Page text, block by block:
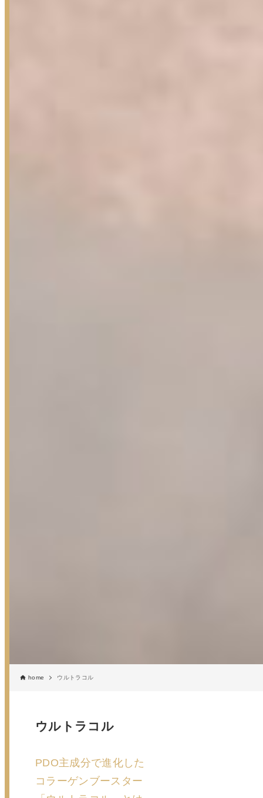
home ウルトラコル
ウルトラコル
PDO主成分で進化した
コラーゲンブースター